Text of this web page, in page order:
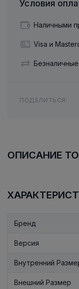
Условия
Наличными
Visa и
ПОДЕЛИТЬСЯ:
ОПИСАНИЕ
Бренд
Версия
Внутренний
Внешний Размер